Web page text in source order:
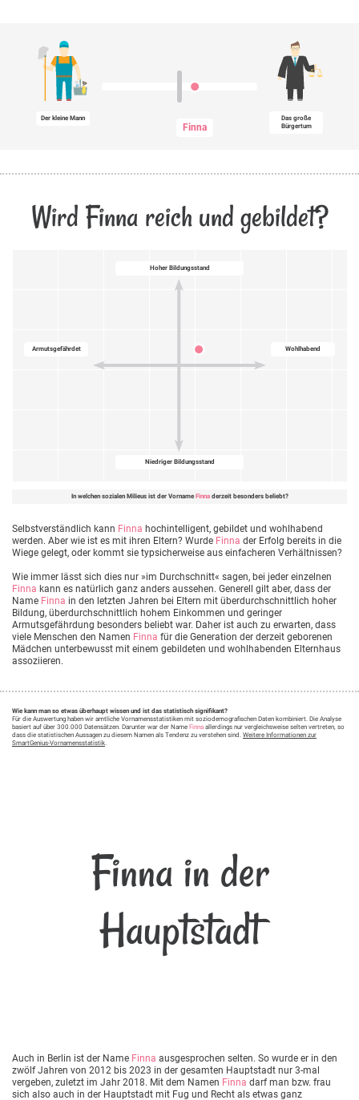
Der kleine Mann
Finna
Das große
Bürgertum
Wird Finna reich und gebildet?
Hoher Bildungsstand
Wohlhabend
Niedriger Bildungsstand
Armutsgefährdet
In welchen sozialen Milieus ist der Vorname Finnaderzeit besonders beliebt?
Selbstverständlich kann Finna hochintelligent, gebildet und wohlhabend
werden. Aber wie ist es mit ihren Eltern? Wurde Finna der Erfolg bereits in die
Wiege gelegt, oder kommt sie typsicherweise aus einfacheren Verhältnissen?
Wie immer lässt sich dies nur »im Durchschnitt« sagen, bei jeder einzelnen
Finna kann es natürlich ganz anders aussehen. Generell gilt aber, dass der
Name Finna in den letzten Jahren bei Eltern mit überdurchschnittlich hoher
Bildung, überdurchschnittlich hohem Einkommen und geringer
Armutsgefährdung besonders beliebt war. Daher ist auch zu erwarten, dass
viele Menschen den Namen Finna für die Generation der derzeit geborenen
Mädchen unterbewusst mit einem gebildeten und wohlhabenden Elternhaus
assoziieren.
Wie kann man so etwas überhaupt wissen und ist das statistisch signifikant?
Für die Auswertung haben wir amtliche Vornamensstatistiken mit soziodemografischen Daten kombiniert. Die Analyse
basiert auf über 300.000 Datensätzen. Darunter war der Name Finna allerdings nur vergleichsweise selten vertreten, so
dass die statistischen Aussagen zu diesem Namen als Tendenz zu verstehen sind. Weitere Informationen zur
SmartGenius-Vornamensstatistik.
Finna in der
Hauptstadt
Auch in Berlin ist der Name Finna ausgesprochen selten. So wurde er in den
zwölf Jahren von 2012 bis 2023 in der gesamten Hauptstadt nur 3-mal
vergeben, zuletzt im Jahr 2018. Mit dem Namen Finna darf man bzw. frau
sich also auch in der Hauptstadt mit Fug und Recht als etwas ganz